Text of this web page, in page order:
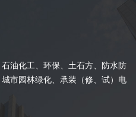
油化工、环保、土石方、防水防
市园林绿化、承装（修、试）电